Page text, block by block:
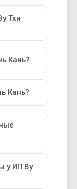
Тхи
Кань?
Кань?
у ИП Ву